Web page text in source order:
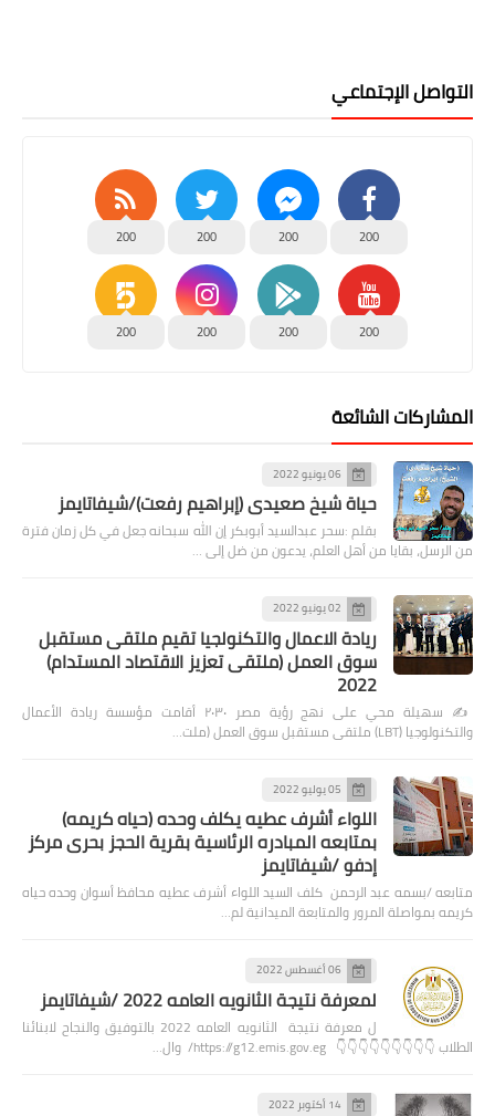
التواصل الإجتماعي
200
200
200
200
200
200
200
200
المشاركات الشائعة
06 يونيو 2022
حياة شيخ صعيدى (إبراهيم رفعت)/شيفاتايمز
بقلم :سحر عبدالسيد أبوبكر إن الله سبحانه جعل في كل زمان فترة
من الرسل، بقايا من أهل العلم، يدعون من ضل إلى …
02 يونيو 2022
ريادة الاعمال والتكنولجيا تقيم ملتقى مستقبل
سوق العمل (ملتقى تعزيز الاقتصاد المستدام)
2022
✍️ سهيلة محي على نهج رؤية مصر ٢٠٣٠ أقامت مؤسسة ريادة الأعمال
والتكنولوجيا (LBT) ملتقى مستقبل سوق العمل (ملت…
05 يوليو 2022
اللواء أشرف عطيه يكلف وحده (حياه كريمه)
بمتابعه المبادره الرئاسية بقرية الحجز بحرى مركز
إدفو /شيفاتايمز
متابعه /بسمه عبد الرحمن كلف السيد اللواء أشرف عطيه محافظ أسوان وحده حياه
كريمه بمواصلة المرور والمتابعة الميدانية لم…
06 أغسطس 2022
لمعرفة نتيجة الثانويه العامه 2022 /شيفاتايمز
ل معرفة نتيجة الثانويه العامه 2022 بالتوفيق والنجاح لابنائنا
الطلاب 👇👇👇👇👇👇👇👇👇 https://g12.emis.gov.eg/ وال…
14 أكتوبر 2022